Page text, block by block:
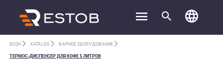
BOSH KATALOG БАРНОЕ ОБОРУДОВАНИЕ
ТЕРМОС-ДИСПЕНСЕР ДЛЯ КОФЕ 5 ЛИТРОВ